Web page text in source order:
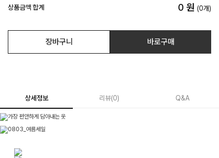
상품금액 합계 0 원 (0개)
장바구니 바로구매
상세정보 리뷰(0) Q&A